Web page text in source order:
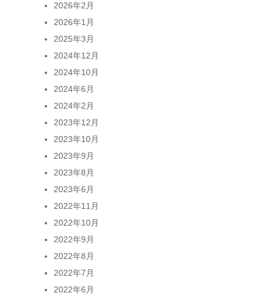
2026年2月
2026年1月
2025年3月
2024年12月
2024年10月
2024年6月
2024年2月
2023年12月
2023年10月
2023年9月
2023年8月
2023年6月
2022年11月
2022年10月
2022年9月
2022年8月
2022年7月
2022年6月